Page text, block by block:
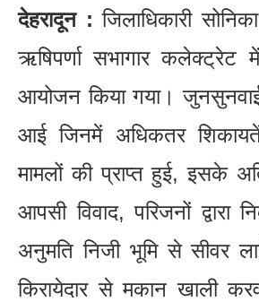
देहरादून : जिलाधिकारी
ऋषिपर्णा सभागार कलेक्ट्रेट
आयोजन किया गया।
आई जिनमें अधिकतर शिकायतें
मामलों की प्राप्त हुई, इसके
आपसी विवाद, परिजनों द्वारा
अनुमति निजी भूमि से सीवर
किरायेदार से मकान खाली